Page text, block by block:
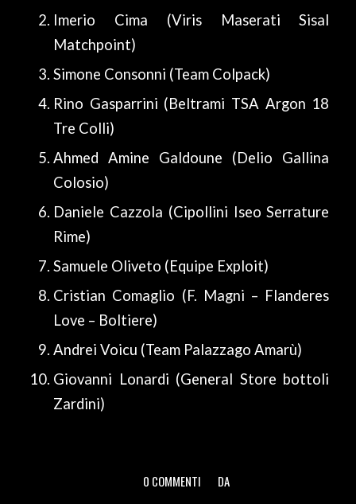
Imerio Cima (Viris Maserati Sisal
Matchpoint)
Simone Consonni (Team Colpack)
Rino Gasparrini (Beltrami TSA Argon 18
Tre Colli)
Ahmed Amine Galdoune (Delio Gallina
Colosio)
Daniele Cazzola (Cipollini Iseo Serrature
Rime)
Samuele Oliveto (Equipe Exploit)
Cristian Comaglio (F. Magni – Flanderes
Love – Boltiere)
Andrei Voicu (Team Palazzago Amarù)
Giovanni Lonardi (General Store bottoli
Zardini)
0 COMMENTI
/ DA